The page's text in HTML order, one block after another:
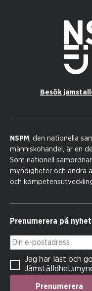
Besök
NSPM
, den nationella
människohandel, är en
Som nationell
myndigheter och andra
och
Prenumerera på
Din e-postadress
Prenumerera
Jag har läst och